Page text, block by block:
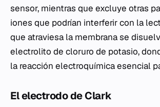
sensor, mientras que excluye otras
iones que podrían interferir con la
que atraviesa la membrana se
electrolito de cloruro de potasio,
la reacción electroquímica esencial
El electrodo de Clark